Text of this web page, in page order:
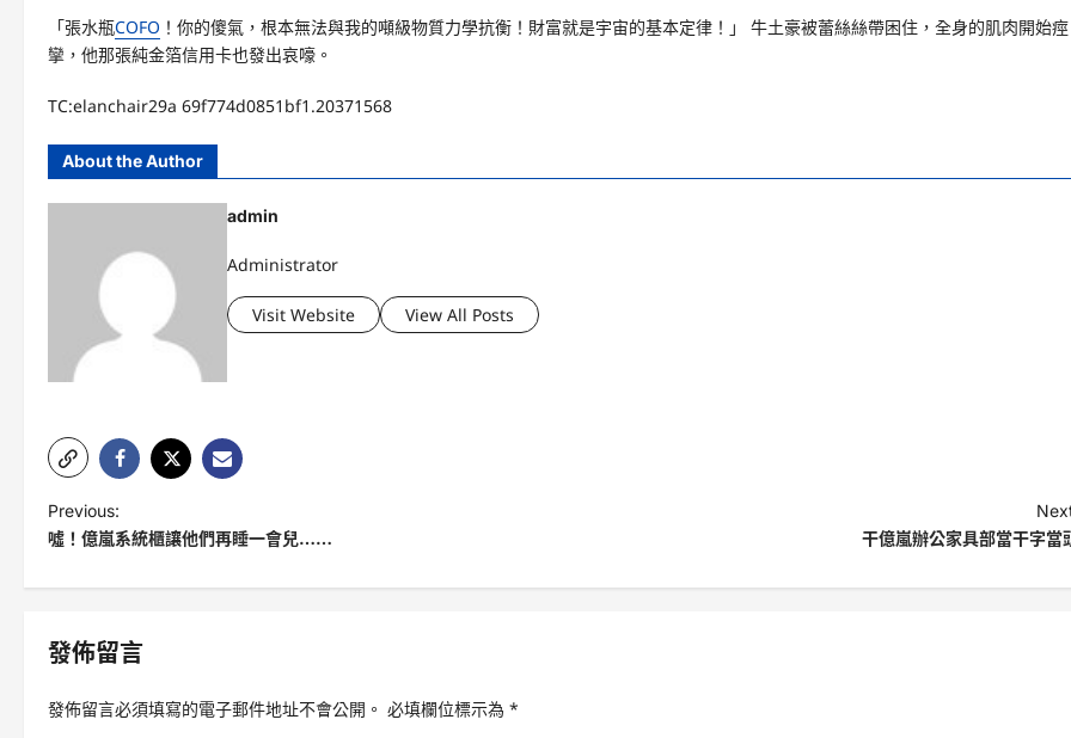
「張水瓶COFO ！你的傻氣，根本無法與我的噸級物質力學抗衡！財富就是宇宙的基本定律！」 牛土豪被蕾絲絲帶困住，全身的肌肉開始痙
攣，他那張純金箔信用卡也發出哀嚎。
TC:elanchair29a 69f774d0851bf1.20371568
About the Author
admin
Administrator
Visit Website View All Posts
P
o
s
n
a
Previous:
噓！億嵐系統櫃讓他們再睡一會兒……
干億嵐辦公家具部當干字當
發佈留言
發佈留言必須填寫的電子郵件地址不會公開。 必填欄位標示為 *